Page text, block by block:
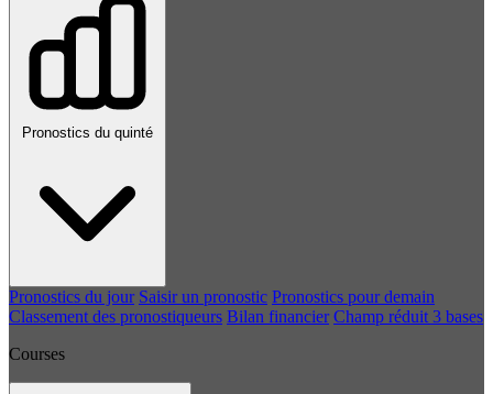
Pronostics du quinté
Pronostics du jour Saisir un pronostic Pronostics pour demain
Classement des pronostiqueurs Bilan financier Champ réduit 3 bases
Courses